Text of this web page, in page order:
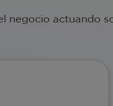
negocio actuando